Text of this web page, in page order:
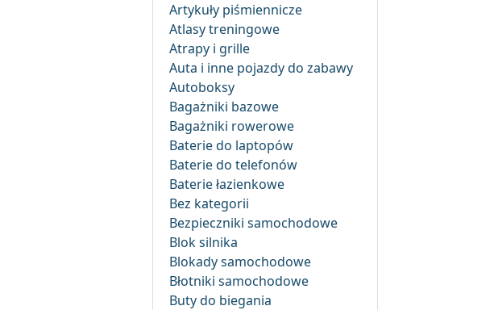
Artykuły piśmiennicze
Atlasy treningowe
Atrapy i grille
Auta i inne pojazdy do zabawy
Autoboksy
Bagażniki bazowe
Bagażniki rowerowe
Baterie do laptopów
Baterie do telefonów
Baterie łazienkowe
Bez kategorii
Bezpieczniki samochodowe
Blok silnika
Blokady samochodowe
Błotniki samochodowe
Buty do biegania